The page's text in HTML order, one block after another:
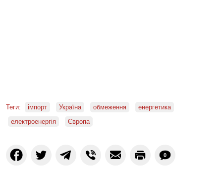
Теги: імпорт Україна обмеження
енергетика
електроенергія
Європа
0